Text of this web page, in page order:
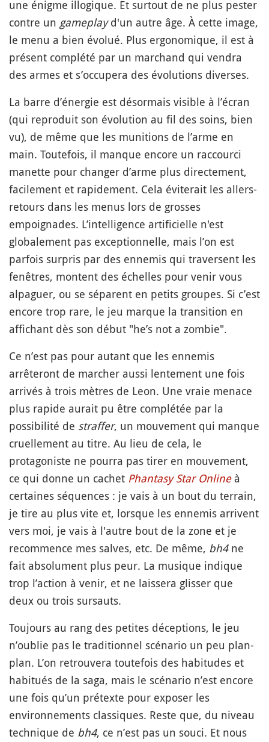
une énigme illogique. Et surtout de ne plus pester
contre un gameplayd'un autre âge. À cette image,
le menu a bien évolué. Plus ergonomique, il est à
présent complété par un marchand qui vendra
des armes et s’occupera des évolutions diverses.
La barre d’énergie est désormais visible à l’écran
(qui reproduit son évolution au fil des soins, bien
vu), de même que les munitions de l’arme en
main. Toutefois, il manque encore un raccourci
manette pour changer d’arme plus directement,
facilement et rapidement. Cela éviterait les allers-
retours dans les menus lors de grosses
empoignades. L’intelligence artificielle n'est
globalement pas exceptionnelle, mais l’on est
parfois surpris par des ennemis qui traversent les
fenêtres, montent des échelles pour venir vous
alpaguer, ou se séparent en petits groupes. Si c’est
encore trop rare, le jeu marque la transition en
affichant dès son début "he’s not a zombie".
Ce n’est pas pour autant que les ennemis
arrêteront de marcher aussi lentement une fois
arrivés à trois mètres de Leon. Une vraie menace
plus rapide aurait pu être complétée par la
possibilité de straffer, un mouvement qui manque
cruellement au titre. Au lieu de cela, le
protagoniste ne pourra pas tirer en mouvement,
ce qui donne un cachet Phantasy Star Onlineà
certaines séquences : je vais à un bout du terrain,
je tire au plus vite et, lorsque les ennemis arrivent
vers moi, je vais à l'autre bout de la zone et je
recommence mes salves, etc. De même, bh4ne
fait absolument plus peur. La musique indique
trop l’action à venir, et ne laissera glisser que
deux ou trois sursauts.
Toujours au rang des petites déceptions, le jeu
n’oublie pas le traditionnel scénario un peu plan-
plan. L’on retrouvera toutefois des habitudes et
habitués de la saga, mais le scénario n’est encore
une fois qu’un prétexte pour exposer les
environnements classiques. Reste que, du niveau
technique de bh4, ce n’est pas un souci. Et nous